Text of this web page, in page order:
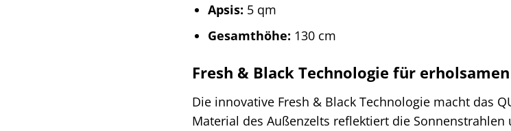
Apsis: 5 qm
Gesamthöhe: 130 cm
Fresh & Black Technologie für
Die innovative Fresh & Black Technologie macht das
Material des Außenzelts reflektiert die